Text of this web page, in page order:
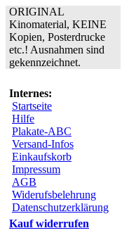
ORIGINAL
Kinomaterial, KEINE
Kopien, Posterdrucke
etc.! Ausnahmen sind
gekennzeichnet.
Internes:
Startseite
Hilfe
Plakate-ABC
Versand-Infos
Einkaufskorb
Impressum
AGB
Widerufsbelehrung
Datenschutzerklärung
Kauf widerrufen